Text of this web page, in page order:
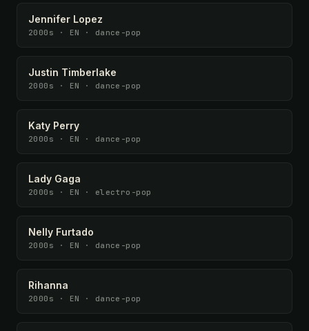
Jennifer Lopez
2000s · EN · dance-pop
Justin Timberlake
2000s · EN · dance-pop
Katy Perry
2000s · EN · dance-pop
Lady Gaga
2000s · EN · electro-pop
Nelly Furtado
2000s · EN · dance-pop
Rihanna
2000s · EN · dance-pop